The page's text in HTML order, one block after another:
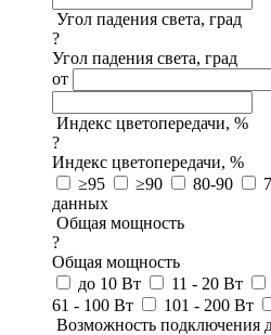
Угол падения света, град
?
Угол падения света, град
от
Индекс цветопередачи, %
?
Индекс цветопередачи, %
≥95
≥90 80-90
данных
Общая мощность
?
Общая мощность
до 10 Вт
11 - 20 Вт
61 - 100 Вт
101 - 200 Вт
Возможность подключения